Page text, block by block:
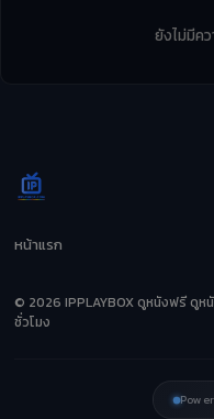
ยังไม่มีค
หน้าแรก
© 2026 IPPLAYBOX ดูหนังฟรี ดู
ชั่วโมง